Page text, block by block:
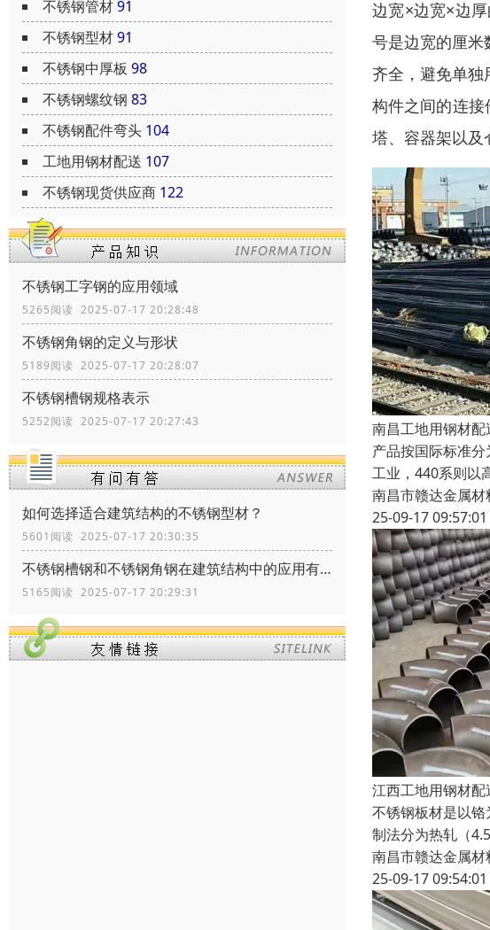
不锈钢管材91
不锈钢型材91
不锈钢中厚板 98
不锈钢螺纹钢 83
不锈钢配件弯头 104
工地用钢材配送 107
不锈钢现货供应商 122
不锈钢工字钢的应用领域
5265阅读 2025-07-17 20:28:48
不锈钢角钢的定义与形状
5189阅读 2025-07-17 20:28:07
不锈钢槽钢规格表示
5252阅读 2025-07-17 20:27:43
如何选择适合建筑结构的不锈钢型材？
5601阅读 2025-07-17 20:30:35
不锈钢槽钢和不锈钢角钢在建筑结构中的应用有何区别？
5165阅读 2025-07-17 20:29:31
边宽×边宽×边
号是边宽的厘
齐全，避免单
构件之间的连
塔、容器架以及
南昌工地用钢材
产品按国际标准
工业，440系则以
南昌市赣达金属材
25-09-17 09:57:01
江西工地用钢材
不锈钢板材是以
制法分为热轧（
南昌市赣达金属材
25-09-17 09:54:01